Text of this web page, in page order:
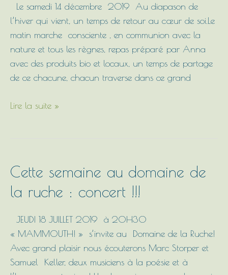
Le samedi 14 décembre 2019 Au diapason de
l’hiver qui vient, un temps de retour au cœur de soi.Le
matin marche consciente , en communion avec la
nature et tous les règnes, repas préparé par Anna
avec des produits bio et locaux, un temps de partage
de ce chacune, chacun traverse dans ce grand
12/2019
Lire la suite »
Cette semaine au domaine de
la ruche : concert !!!
JEUDI 18 JUILLET 2019 à 20H30
« MAMMOUTH! » s’invite au Domaine de la Ruche!
Avec grand plaisir nous écouterons Marc Storper et
Samuel Keller, deux musiciens à la poésie et à
Cette
au
de
la
ruche
: